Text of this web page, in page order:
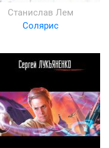
Станислав Лем
Солярис